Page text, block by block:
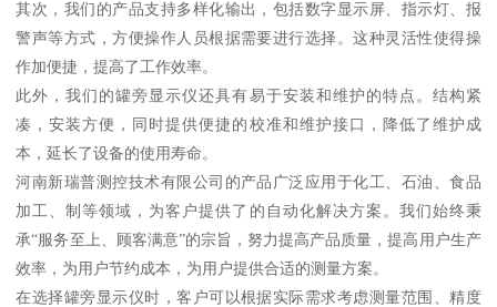
其次，我们的产品支持多样化输出，包括数字显示屏、指示灯、报
警声等方式，方便操作人员根据需要进行选择。这种灵活性使得操
作加便捷，提高了工作效率。
此外，我们的罐旁显示仪还具有易于安装和维护的特点。结构紧
凑，安装方便，同时提供便捷的校准和维护接口，降低了维护成
本，延长了设备的使用寿命。
河南新瑞普测控技术有限公司的产品广泛应用于化工、石油、食品
加工、制等领域，为客户提供了的自动化解决方案。我们始终秉
承“服务至上、顾客满意”的宗旨，努力提高产品质量，提高用户生产
效率，为用户节约成本，为用户提供合适的测量方案。
在选择罐旁显示仪时，客户可以根据实际需求考虑测量范围、精度